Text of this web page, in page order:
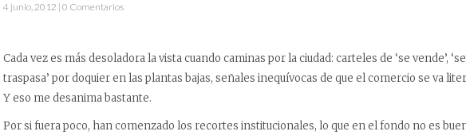
4 junio, 2012 | 0 Comentarios
Cada vez es más desoladora la vista cuando caminas por la ciudad: carteles de ‘se vende’, ‘se
traspasa’ por doquier en las plantas bajas, señales inequívocas de que el comercio se va
Y eso me desanima bastante.
Por si fuera poco, han comenzado los recortes institucionales, lo que en el fondo no es